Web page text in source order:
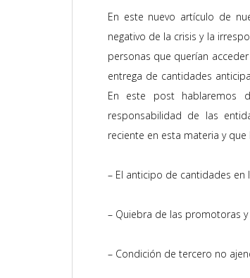
En este nuevo artículo de
negativo de la crisis y la
personas que querían
entrega de cantidades
En este post hablaremos
responsabilidad de las
reciente en esta materia y
– El anticipo de cantidades en
– Quiebra de las promotoras
– Condición de tercero no